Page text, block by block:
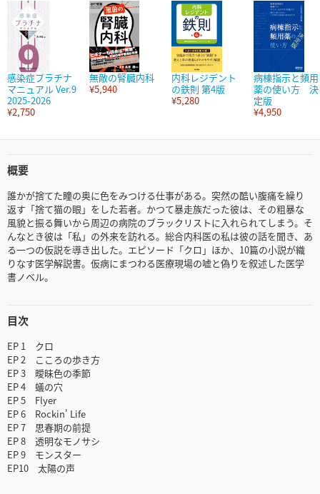
感染症プラチナ
マニュアル Ver.9
2025-2026
¥2,750
無敵の腎臓内科
¥5,940
内科レジデント
の鉄則 第4版
¥5,280
病棟指示と頻用
薬の使い方 決
定版
¥4,950
概要
誰かが捨てた瞳の奥に色をみつける仕事がある。突然の酷い腹痛を繰り
返す「捨て猫の眼」をした若者。かつて暴走族だった彼は、その粗暴な
風貌と振る舞いから周辺の病院のブラックリストに入れられてしまう。そ
んなとき彼は「私」の外来を訪れる。総合内科医の私は彼の話を聞き、あ
る一つの仮説を導き出した。エピソード「クロ」ほか、10篇の小説が織
りなす医学解説書。仮病にまつわる医療現場の嘘と偽りを叙述した医学
書ノベル。
目次
EP 1 クロ
EP 2 こころの歩き方
EP 3 曖昧色の季節
EP 4 蟻の穴
EP 5 Flyer
EP 6 Rockin' Life
EP 7 思春期の前提
EP 8 透明なモノサシ
EP 9 モンスター
EP10 太陽の声